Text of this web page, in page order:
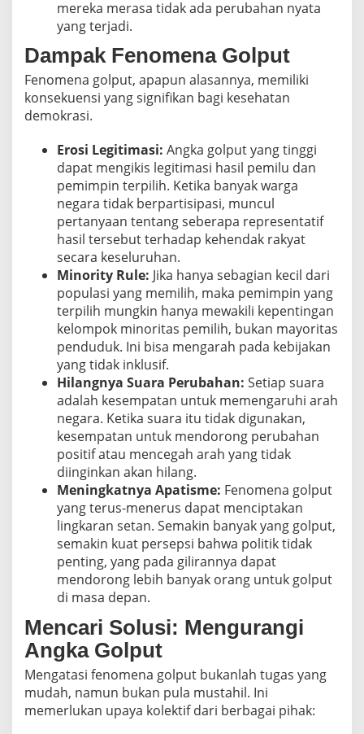
mereka merasa tidak ada perubahan nyata
yang terjadi.
Dampak Fenomena Golput
Fenomena golput, apapun alasannya, memiliki
konsekuensi yang signifikan bagi kesehatan
demokrasi.
Erosi Legitimasi: Angka golput yang tinggi
dapat mengikis legitimasi hasil pemilu dan
pemimpin terpilih. Ketika banyak warga
negara tidak berpartisipasi, muncul
pertanyaan tentang seberapa representatif
hasil tersebut terhadap kehendak rakyat
secara keseluruhan.
Minority Rule: Jika hanya sebagian kecil dari
populasi yang memilih, maka pemimpin yang
terpilih mungkin hanya mewakili kepentingan
kelompok minoritas pemilih, bukan mayoritas
penduduk. Ini bisa mengarah pada kebijakan
yang tidak inklusif.
Hilangnya Suara Perubahan: Setiap suara
adalah kesempatan untuk memengaruhi arah
negara. Ketika suara itu tidak digunakan,
kesempatan untuk mendorong perubahan
positif atau mencegah arah yang tidak
diinginkan akan hilang.
Meningkatnya Apatisme: Fenomena golput
yang terus-menerus dapat menciptakan
lingkaran setan. Semakin banyak yang golput,
semakin kuat persepsi bahwa politik tidak
penting, yang pada gilirannya dapat
mendorong lebih banyak orang untuk golput
di masa depan.
Mencari Solusi: Mengurangi
Angka Golput
Mengatasi fenomena golput bukanlah tugas yang
mudah, namun bukan pula mustahil. Ini
memerlukan upaya kolektif dari berbagai pihak: